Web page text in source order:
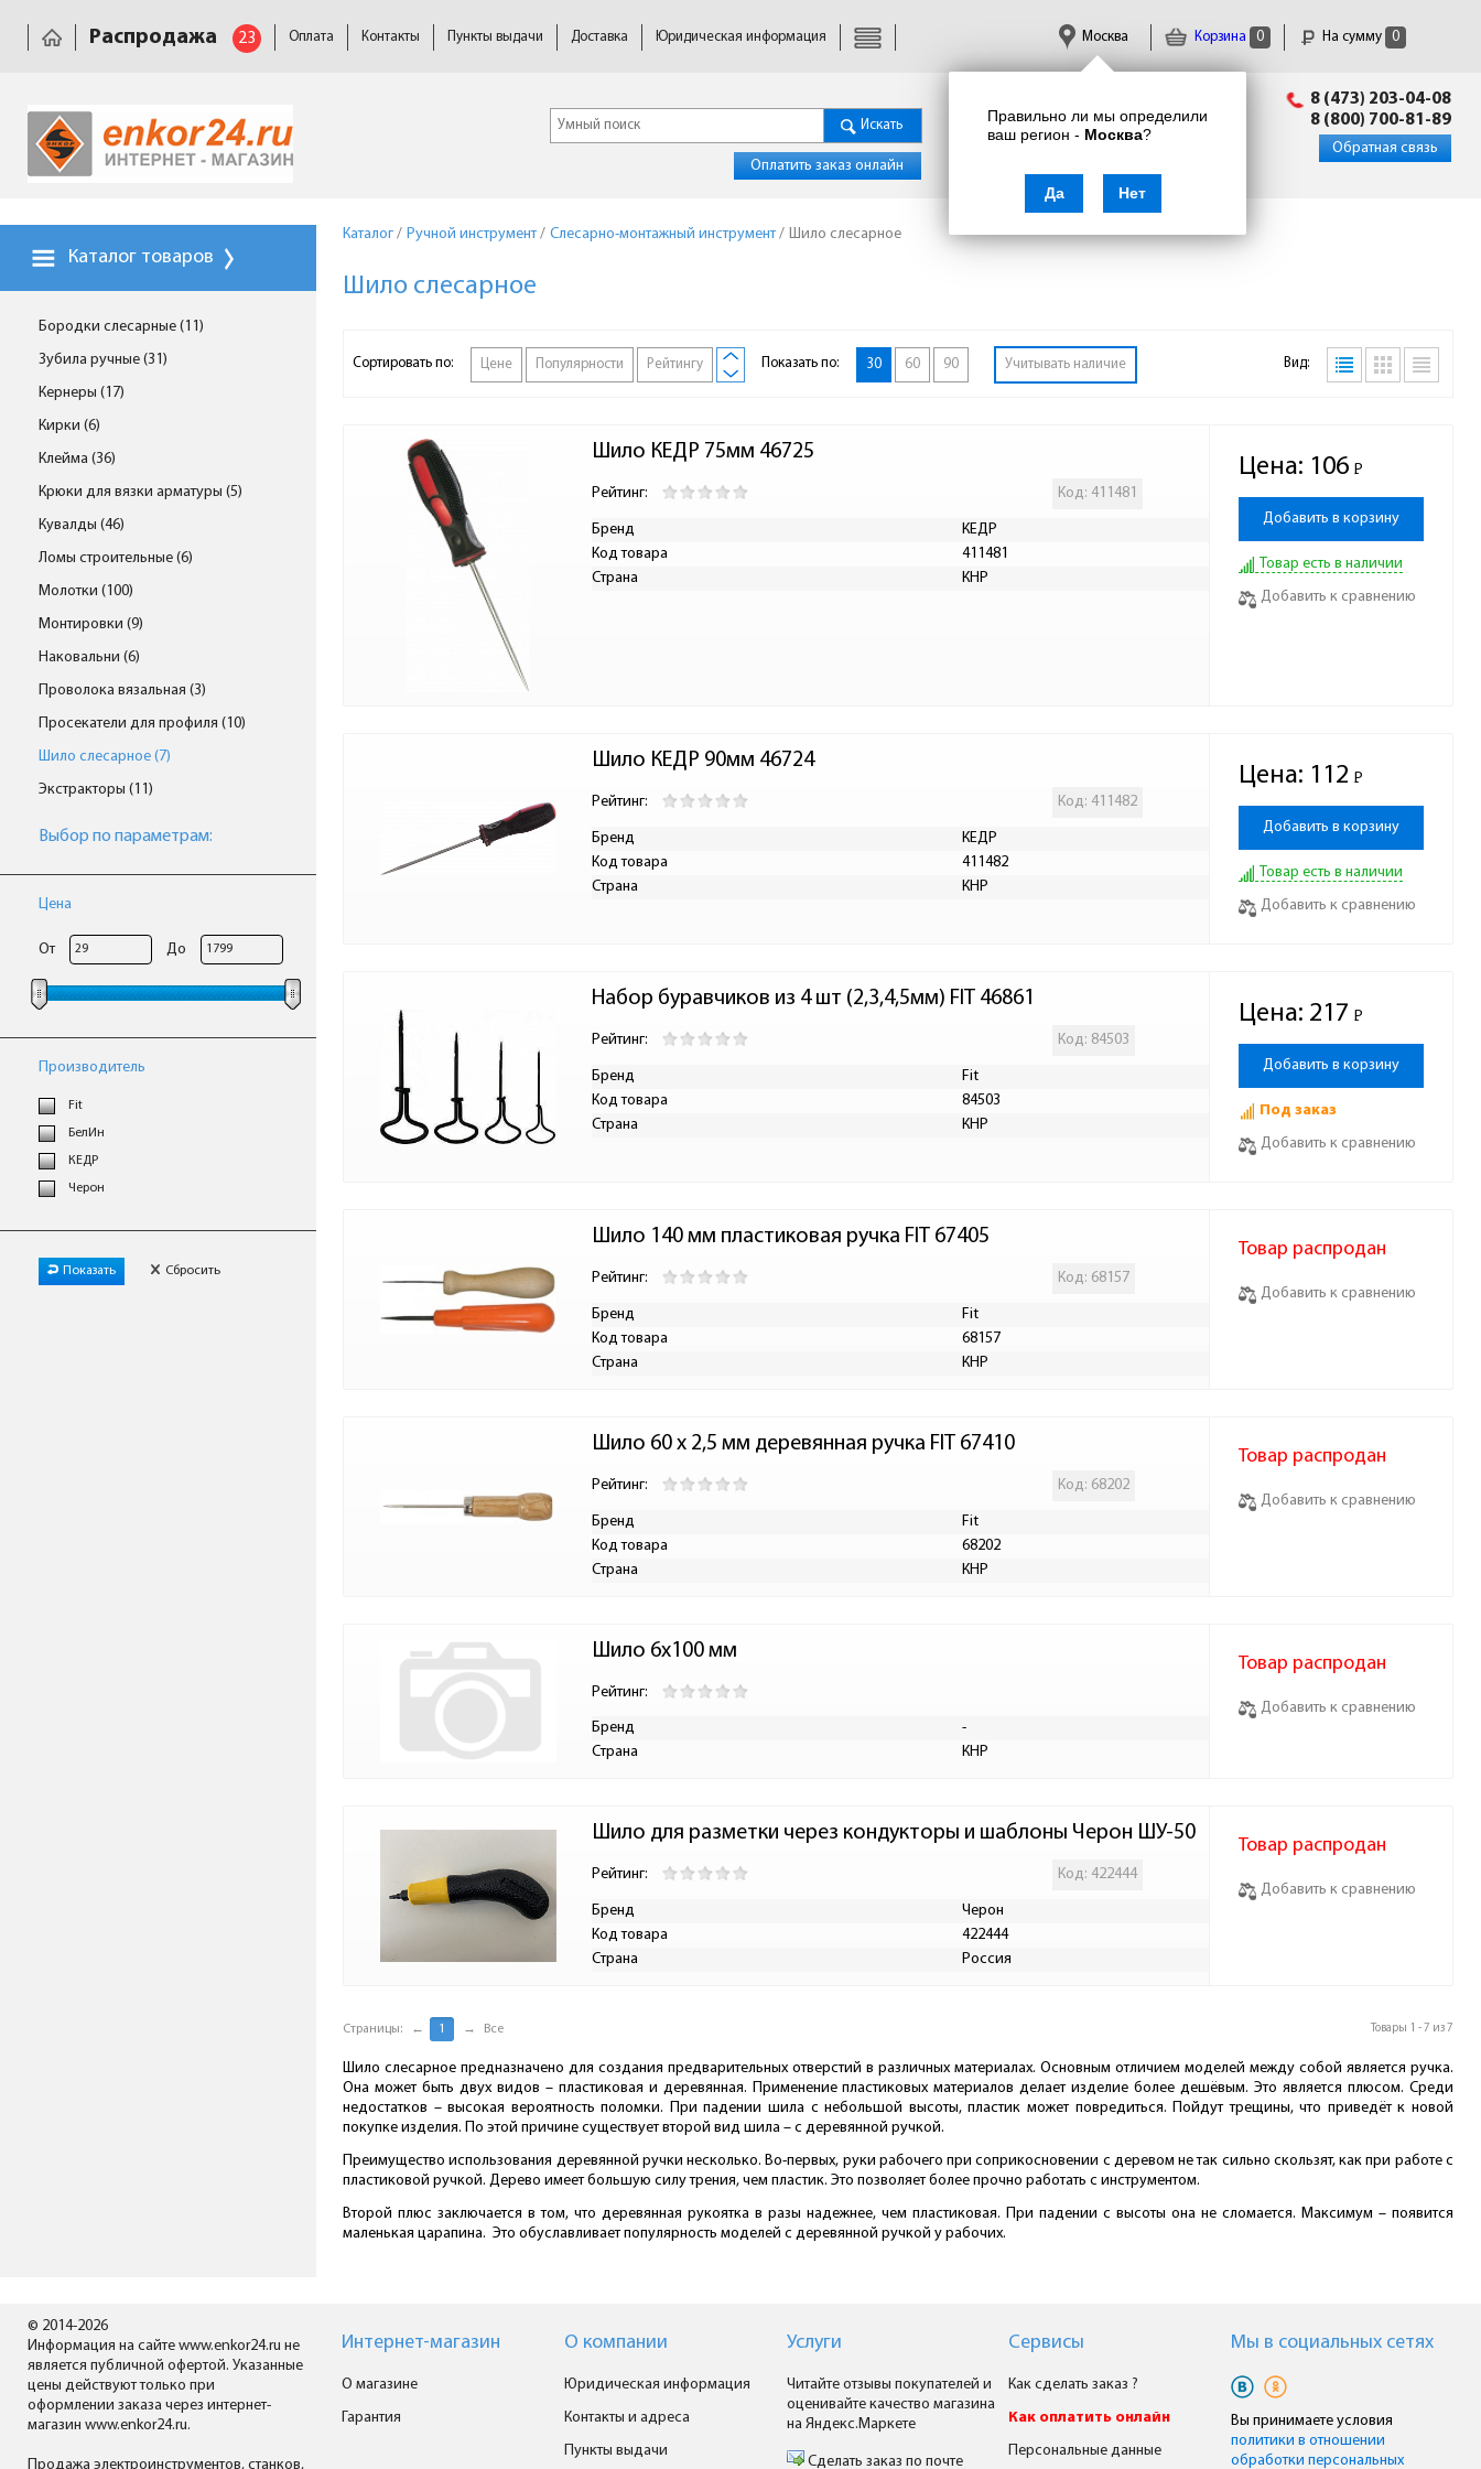
Корзина 0 На сумму 0
Правильно ли мы определили
ваш регион - Москва?
Да Нет
Москва
Распродажа 23 Оплата Контакты Пункты выдачи Доставка Юридическая информация
Искать
Оплатить заказ онлайн
info@enkor24.ru
8 (473) 203-04-08
8 (800) 700-81-89
Обратная связь
Каталог товаров
Бородки слесарные (11)
Зубила ручные (31)
Кернеры (17)
Кирки (6)
Клейма (36)
Крюки для вязки арматуры (5)
Кувалды (46)
Ломы строительные (6)
Молотки (100)
Монтировки (9)
Наковальни (6)
Проволока вязальная (3)
Просекатели для профиля (10)
Шило слесарное (7)
Экстракторы (11)
Выбор по параметрам:
Цена
От До
Производитель
Fit
БелИн
КЕДР
Черон
Показать Сбросить
Каталог / Ручной инструмент/ Слесарно-монтажный инструмент/ Шило слесарное
Шило слесарное
Сортировать по: Цене Популярности Рейтингу Показать по: 30 60 90 Учитывать наличие Вид:
Шило КЕДР 75мм 46725
Рейтинг: Код: 411481
Бренд
КЕДР
Код товара
411481
Страна
КНР
Цена: 106 Р
-
Добавить в корзину
Товар есть в наличии
Добавить к сравнению
Шило КЕДР 90мм 46724
Рейтинг: Код: 411482
Бренд
КЕДР
Код товара
411482
Страна
КНР
Цена: 112 Р
-
Добавить в корзину
Товар есть в наличии
Добавить к сравнению
Набор буравчиков из 4 шт (2,3,4,5мм) FIT 46861
Рейтинг: Код: 84503
Бренд
Fit
Код товара
84503
Страна
КНР
Цена: 217 Р
-
Добавить в корзину
Под заказ
Добавить к сравнению
Шило 140 мм пластиковая ручка FIT 67405
Рейтинг: Код: 68157
Бренд
Fit
Код товара
68157
Страна
КНР
Товар распродан
Добавить к сравнению
Шило 60 x 2,5 мм деревянная ручка FIT 67410
Рейтинг: Код: 68202
Бренд
Fit
Код товара
68202
Страна
КНР
Товар распродан
Добавить к сравнению
Шило 6х100 мм
Рейтинг:
Бренд
-
Страна
КНР
Товар распродан
Добавить к сравнению
Шило для разметки через кондукторы и шаблоны Черон ШУ-50
Рейтинг: Код: 422444
Бренд
Черон
Код товара
422444
Страна
Россия
Товар распродан
Добавить к сравнению
Товары 1 - 7 из 7
Страницы: ← 1 → Все
Шило слесарное предназначено для создания предварительных отверстий в различных материалах. Основным отличием моделей между собой является ручка.
Она может быть двух видов – пластиковая и деревянная. Применение пластиковых материалов делает изделие более дешёвым. Это является плюсом. Среди
недостатков – высокая вероятность поломки. При падении шила с небольшой высоты, пластик может повредиться. Пойдут трещины, что приведёт к новой
покупке изделия. По этой причине существует второй вид шила – с деревянной ручкой.
Преимущество использования деревянной ручки несколько. Во-первых, руки рабочего при соприкосновении с деревом не так сильно скользят, как при работе с
пластиковой ручкой. Дерево имеет большую силу трения, чем пластик. Это позволяет более прочно работать с инструментом.
Второй плюс заключается в том, что деревянная рукоятка в разы надежнее, чем пластиковая. При падении с высоты она не сломается. Максимум – появится
маленькая царапина. Это обуславливает популярность моделей с деревянной ручкой у рабочих.
© 2014-2026
Информация на сайте www.enkor24.ru не
является публичной офертой. Указанные
цены действуют только при
оформлении заказа через интернет-
магазин www.enkor24.ru.
Продажа электроинструментов, станков,
Интернет-магазин
О магазине
Гарантия
О компании
Юридическая информация
Контакты и адреса
Пункты выдачи
Услуги
Читайте отзывы покупателей и
оценивайте качество магазина
на Яндекс.Маркете
Сделать заказ по почте
Сервисы
Как сделать заказ ?
Как оплатить онлайн
Персональные данные
Мы в cоциальных сетях
Вы принимаете условия
политики в отношении
обработки персональных